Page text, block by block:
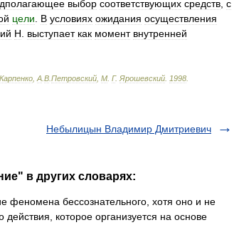
выбор соответствующих средств с
цели В условиях ожидания осуществления
Н выступает как момент внутренней
Карпенко А В Петровский М Г. Ярошевский 1998
Небылицын Владимир Дмитриевич
в других словарях:
феномена бессознательного, хотя оно и не
действия, которое организуется на основе